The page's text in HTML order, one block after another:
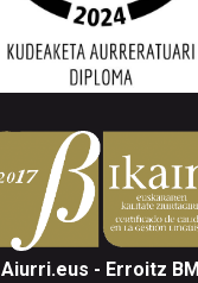
Aiurri.eus - Erroitz BM